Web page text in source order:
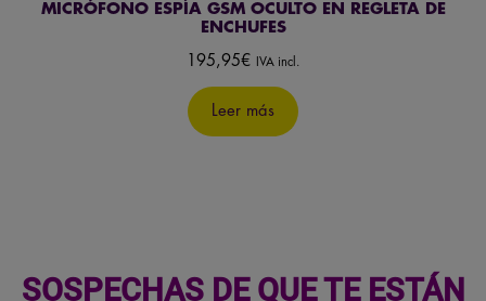
MICRÓFONO ESPÍA GSM OCULTO EN REGLETA DE
ENCHUFES
195,95€ IVA incl.
Leer más
SOSPECHAS DE QUE TE ESTÁN